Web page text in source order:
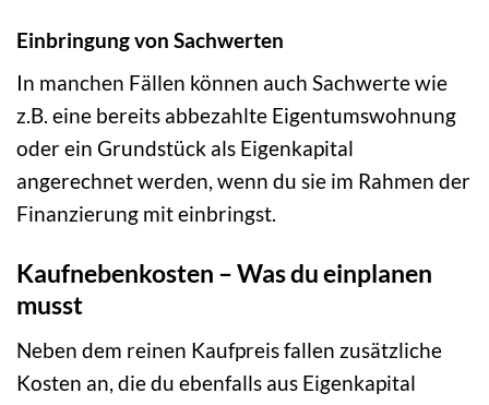
Einbringung von Sachwerten
In manchen Fällen können auch Sachwerte wie
z.B. eine bereits abbezahlte Eigentumswohnung
oder ein Grundstück als Eigenkapital
angerechnet werden, wenn du sie im Rahmen der
Finanzierung mit einbringst.
Kaufnebenkosten – Was du einplanen
musst
Neben dem reinen Kaufpreis fallen zusätzliche
Kosten an, die du ebenfalls aus Eigenkapital